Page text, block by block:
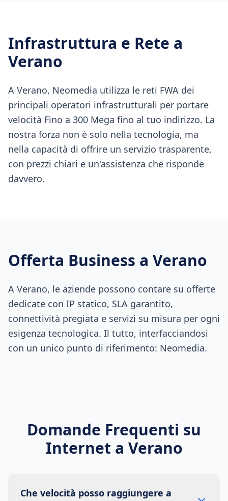
Infrastruttura e Rete a
Verano
A Verano, Neomedia utilizza le reti FWA dei
principali operatori infrastrutturali per portare
velocità Fino a 300 Mega fino al tuo indirizzo. La
nostra forza non è solo nella tecnologia, ma
nella capacità di offrire un servizio trasparente,
con prezzi chiari e un'assistenza che risponde
davvero.
Offerta Business a Verano
A Verano, le aziende possono contare su offerte
dedicate con IP statico, SLA garantito,
connettività pregiata e servizi su misura per ogni
esigenza tecnologica. Il tutto, interfacciandosi
con un unico punto di riferimento: Neomedia.
Domande Frequenti su
Internet a Verano
Che velocità posso raggiungere a